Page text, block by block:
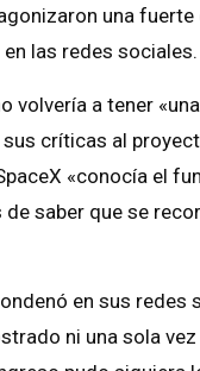
una fuerte
las redes sociales.
volvería a tener
críticas al
«conocía el
saber que se
en sus redes
ni una sola